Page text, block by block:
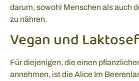
darum, sowohl Menschen als auch
zu nähren.
Vegan und
Für diejenigen, die einen
annehmen, ist die Alice Im